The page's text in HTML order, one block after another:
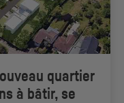
quartier
à bâtir, se